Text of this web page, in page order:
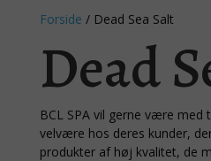
Forside / Dead Sea Salt
Dead
BCL SPA vil gerne være med
velvære hos deres kunder,
produkter af høj kvalitet, de